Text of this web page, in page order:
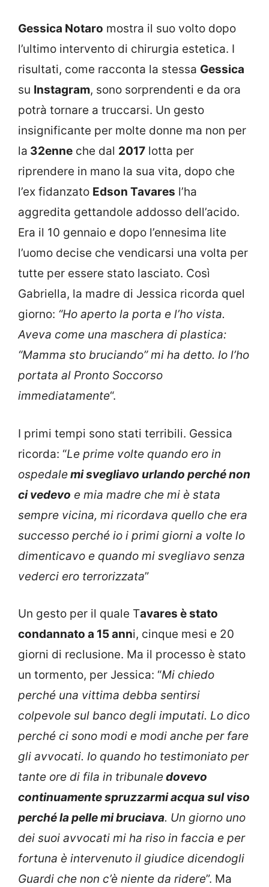
Gessica Notaro mostra il suo volto dopo
l’ultimo intervento di chirurgia estetica. I
risultati, come racconta la stessa Gessica
su Instagram, sono sorprendenti e da ora
potrà tornare a truccarsi. Un gesto
insignificante per molte donne ma non per
la 32enne che dal 2017 lotta per
riprendere in mano la sua vita, dopo che
l’ex fidanzato Edson Tavares l’ha
aggredita gettandole addosso dell’acido.
Era il 10 gennaio e dopo l’ennesima lite
l’uomo decise che vendicarsi una volta per
tutte per essere stato lasciato. Così
Gabriella, la madre di Jessica ricorda quel
giorno: “Ho aperto la porta e l’ho vista.
Aveva come una maschera di plastica:
“Mamma sto bruciando” mi ha detto. Io l’ho
portata al Pronto Soccorso
immediatamente“.
I primi tempi sono stati terribili. Gessica
ricorda: “Le prime volte quando ero in
ospedalemi svegliavo urlando perché non
ci vedevo e mia madre che mi è stata
sempre vicina, mi ricordava quello che era
successo perché io i primi giorni a volte lo
dimenticavo e quando mi svegliavo senza
vederci ero terrorizzata”
Un gesto per il quale Tavares è stato
condannato a 15 anni, cinque mesi e 20
giorni di reclusione. Ma il processo è stato
un tormento, per Jessica: “Mi chiedo
perché una vittima debba sentirsi
colpevole sul banco degli imputati. Lo dico
perché ci sono modi e modi anche per fare
gli avvocati. Io quando ho testimoniato per
tante ore di fila in tribunaledovevo
continuamente spruzzarmi acqua sul viso
perché la pelle mi bruciava. Un giorno uno
dei suoi avvocati mi ha riso in faccia e per
fortuna è intervenuto il giudice dicendogli
Guardi che non c’è niente da ridere”. Ma